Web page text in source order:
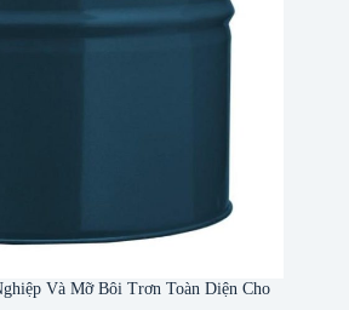
Và Mỡ Bôi Trơn Toàn Diện Cho